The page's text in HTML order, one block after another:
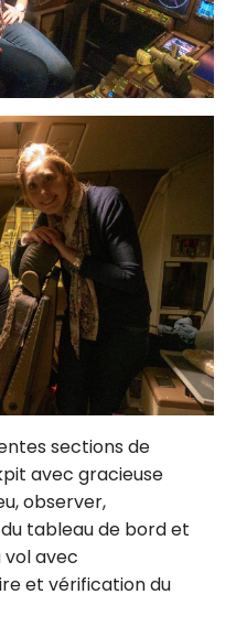
sections de
avec gracieuse
observer,
tableau de bord et
avec
et vérification du